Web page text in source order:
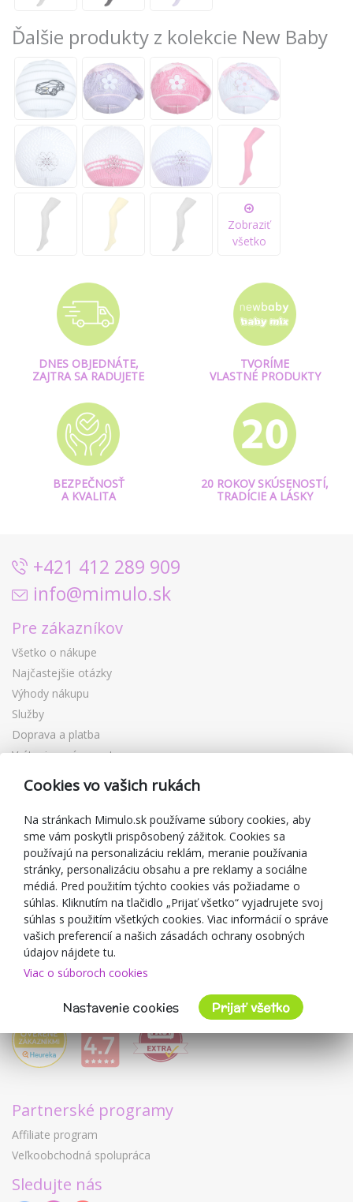
Ďalšie produkty z kolekcie New Baby
Zobraziť
všetko
DNES OBJEDNÁTE,
ZAJTRA SA RADUJETE
TVORÍME
VLASTNÉ PRODUKTY
BEZPEČNOSŤ
A KVALITA
20 ROKOV SKÚSENOSTÍ,
TRADÍCIE A LÁSKY
+421 412 289 909
info@mimulo.sk
Pre zákazníkov
Všetko o nákupe
Najčastejšie otázky
Výhody nákupu
Služby
Doprava a platba
Vrátenie a výmena tovaru
Reklamácia
Zľavové kupóny
Blog
O predajcovi
Mimulo.sk
Obchodné podmienky
Ochrana osobných údajov GDPR
Kontakty
Spolupracujeme
Partnerské programy
Affiliate program
Veľkoobchodná spolupráca
Sledujte nás
Cookies vo vašich rukách
Na stránkach Mimulo.sk používame súbory cookies, aby
sme vám poskytli prispôsobený zážitok. Cookies sa
používajú na personalizáciu reklám, meranie používania
stránky, personalizáciu obsahu a pre reklamy a sociálne
médiá. Pred použitím týchto cookies vás požiadame o
súhlas. Kliknutím na tlačidlo „Prijať všetko“ vyjadrujete svoj
súhlas s použitím všetkých cookies. Viac informácií o správe
vašich preferencií a našich zásadách ochrany osobných
údajov nájdete tu.
Viac o súboroch cookies
Nastavenie cookies Prijať všetko